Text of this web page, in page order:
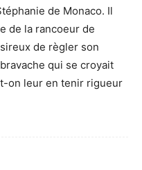
de Monaco. Il
de la rancoeur de
de règler son
qui se croyait
on leur en tenir rigueur